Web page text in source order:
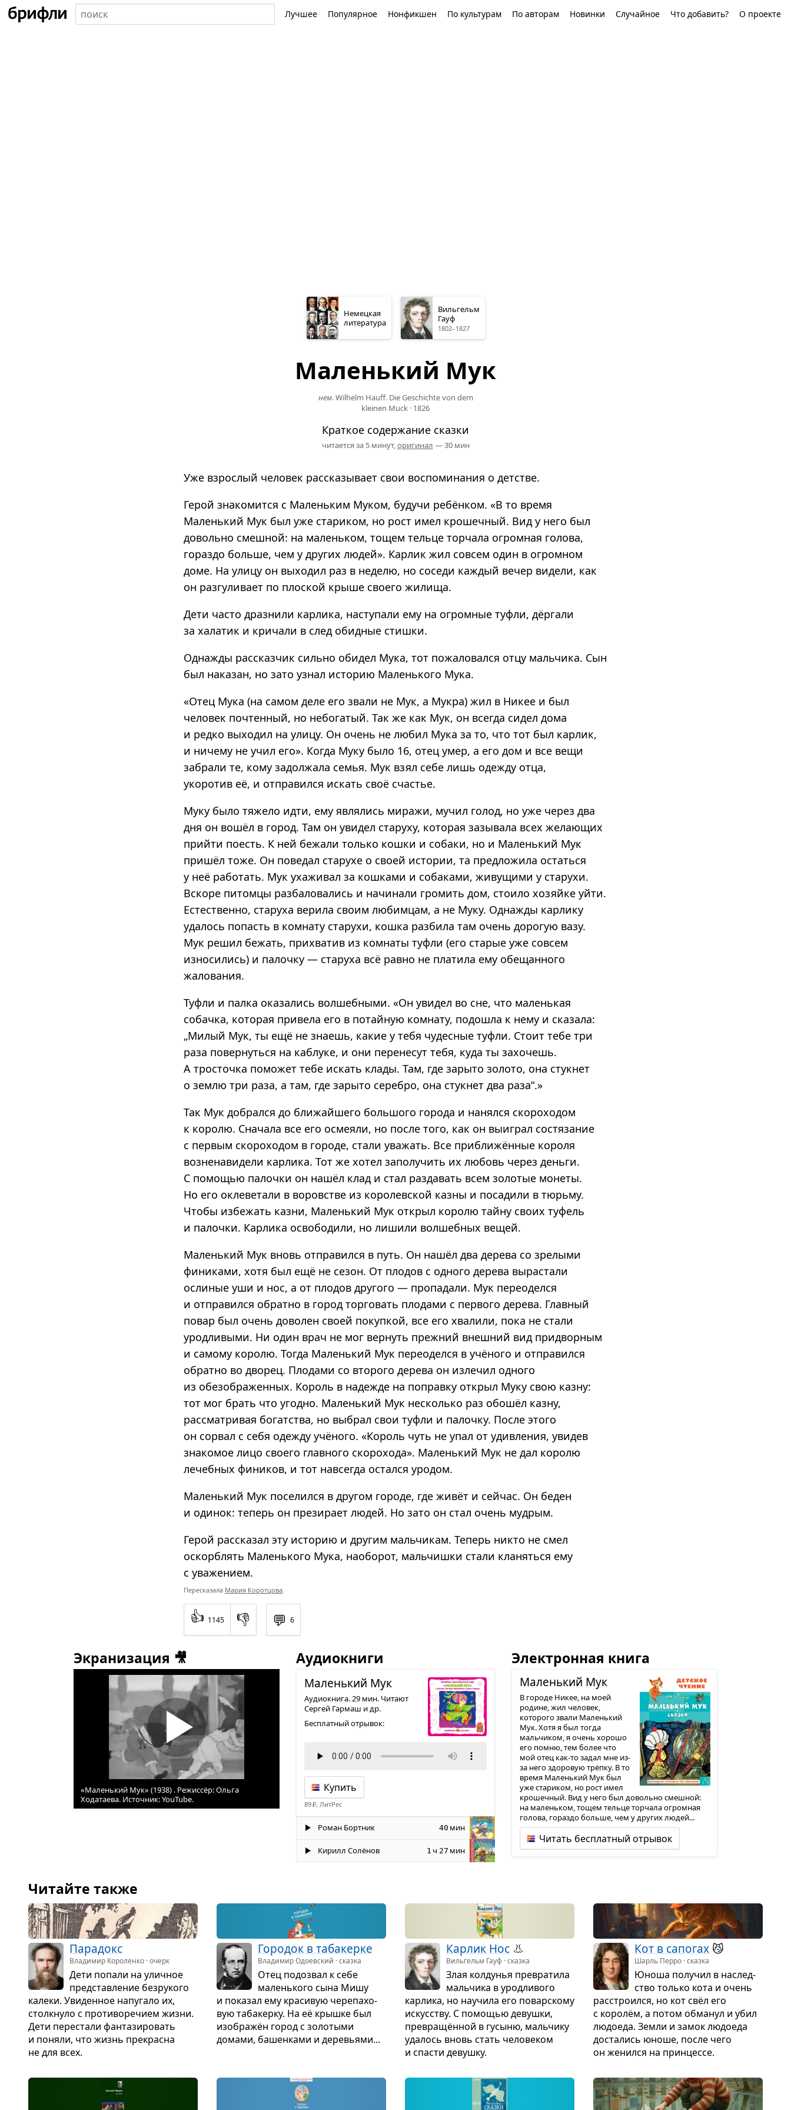
Лучшее Популярное Нонфикшен По культурам По авторам Новинки Случайное Что добавить? О проекте
Немецкая
литература
Вильгельм
Гауф
1802–1827
Маленький Мук
нем. Wilhelm Hauff. Die Geschichte von dem
kleinen Muck · 1826
Краткое содержание сказки
читается за 5 минут,оригинал — 30 мин
Уже взрослый человек рассказывает свои воспоминания о детстве.
Герой знакомится с Маленьким Муком, будучи ребёнком. «В то время
Маленький Мук был уже стариком, но рост имел крошечный. Вид у него был
довольно смешной: на маленьком, тощем тельце торчала огромная голова,
гораздо больше, чем у других людей». Карлик жил совсем один в огромном
доме. На улицу он выходил раз в неделю, но соседи каждый вечер видели, как
он разгуливает по плоской крыше своего жилища.
Дети часто дразнили карлика, наступали ему на огромные туфли, дёргали
за халатик и кричали в след обидные стишки.
Однажды рассказчик сильно обидел Мука, тот пожаловался отцу мальчика. Сын
был наказан, но зато узнал историю Маленького Мука.
«Отец Мука (на самом деле его звали не Мук, а Мукра) жил в Никее и был
человек почтенный, но небогатый. Так же как Мук, он всегда сидел дома
и редко выходил на улицу. Он очень не любил Мука за то, что тот был карлик,
и ничему не учил его». Когда Муку было 16, отец умер, а его дом и все вещи
забрали те, кому задолжала семья. Мук взял себе лишь одежду отца,
укоротив её, и отправился искать своё счастье.
Муку было тяжело идти, ему являлись миражи, мучил голод, но уже через два
дня он вошёл в город. Там он увидел старуху, которая зазывала всех желающих
прийти поесть. К ней бежали только кошки и собаки, но и Маленький Мук
пришёл тоже. Он поведал старухе о своей истории, та предложила остаться
у неё работать. Мук ухаживал за кошками и собаками, живущими у старухи.
Вскоре питомцы разбаловались и начинали громить дом, стоило хозяйке уйти.
Естественно, старуха верила своим любимцам, а не Муку. Однажды карлику
удалось попасть в комнату старухи, кошка разбила там очень дорогую вазу.
Мук решил бежать, прихватив из комнаты туфли (его старые уже совсем
износились) и палочку — старуха всё равно не платила ему обещанного
жалования.
Туфли и палка оказались волшебными. «Он увидел во сне, что маленькая
собачка, которая привела его в потайную комнату, подошла к нему и сказала:
„Милый Мук, ты ещё не знаешь, какие у тебя чудесные туфли. Стоит тебе три
раза повернуться на каблуке, и они перенесут тебя, куда ты захочешь.
А тросточка поможет тебе искать клады. Там, где зарыто золото, она стукнет
о землю три раза, а там, где зарыто серебро, она стукнет два раза“.»
Так Мук добрался до ближайшего большого города и нанялся скороходом
к королю. Сначала все его осмеяли, но после того, как он выиграл состязание
с первым скороходом в городе, стали уважать. Все приближённые короля
возненавидели карлика. Тот же хотел заполучить их любовь через деньги.
С помощью палочки он нашёл клад и стал раздавать всем золотые монеты.
Но его оклеветали в воровстве из королевской казны и посадили в тюрьму.
Чтобы избежать казни, Маленький Мук открыл королю тайну своих туфель
и палочки. Карлика освободили, но лишили волшебных вещей.
Маленький Мук вновь отправился в путь. Он нашёл два дерева со зрелыми
финиками, хотя был ещё не сезон. От плодов с одного дерева вырастали
ослиные уши и нос, а от плодов другого — пропадали. Мук переоделся
и отправился обратно в город торговать плодами с первого дерева. Главный
повар был очень доволен своей покупкой, все его хвалили, пока не стали
уродливыми. Ни один врач не мог вернуть прежний внешний вид придворным
и самому королю. Тогда Маленький Мук переоделся в учёного и отправился
обратно во дворец. Плодами со второго дерева он излечил одного
из обезображенных. Король в надежде на поправку открыл Муку свою казну:
тот мог брать что угодно. Маленький Мук несколько раз обошёл казну,
рассматривая богатства, но выбрал свои туфли и палочку. После этого
он сорвал с себя одежду учёного. «Король чуть не упал от удивления, увидев
знакомое лицо своего главного скорохода». Маленький Мук не дал королю
лечебных фиников, и тот навсегда остался уродом.
Маленький Мук поселился в другом городе, где живёт и сейчас. Он беден
и одинок: теперь он презирает людей. Но зато он стал очень мудрым.
Герой рассказал эту историю и другим мальчикам. Теперь никто не смел
оскорблять Маленького Мука, наоборот, мальчишки стали кланяться ему
с уважением.
Пересказала Мария Коротцова.
👍 1145 👎 💬 6
Экранизация 🎥
«Маленький Мук» (1938) . Режиссёр: Ольга
Ходатаева. Источник: YouTube.
Аудиокниги
Малень­кий Мук
Аудиокнига. 29 мин. Читают
Сергей Гармаш и др.
Бесплатный отрывок:
Купить
89 ₽, ЛитРес
Роман Бортник 40 мин
Кирилл Солёнов 1 ч 27 мин
Электронная книга
Малень­кий Мук
В городе Никее, на моей
родине, жил человек,
которого звали Маленький
Мук. Хотя я был тогда
мальчиком, я очень хорошо
его помню, тем более что
мой отец как-то задал мне из-
за него здоровую трёпку. В то
время Маленький Мук был
уже стариком, но рост имел
крошечный. Вид у него был довольно смешной:
на маленьком, тощем тельце торчала огромная
голова, гораздо больше, чем у других людей...
Читать бесплатный отрывок
Читайте также
Пара­докс
Владимир Короленко · очерк
Дети попали на улич­ное
пред­став­ле­ние без­ру­кого
калеки. Уви­ден­ное напу­гало их,
столк­нуло с про­ти­во­ре­чием жизни.
Дети пере­стали фан­та­зи­ро­вать
и поняли, что жизнь пре­красна
не для всех.
Горо­док в таба­керке
Владимир Одоевский · сказка
Отец подо­звал к себе
малень­кого сына Мишу
и пока­зал ему кра­си­вую чере­па­хо­
вую таба­керку. На её крышке был
изоб­ражён город с золо­тыми
домами, башен­ками и дере­вьями...
Кар­лик Нос 👃
Вильгельм Гауф · сказка
Злая кол­ду­нья пре­вра­тила
маль­чика в урод­ли­вого
кар­лика, но научила его повар­скому
искус­ству. С помо­щью девушки,
пре­вра­щён­ной в гусыню, маль­чику
уда­лось вновь стать чело­ве­ком
и спа­сти девушку.
Кот в сапо­гах😼
Шарль Перро · сказка
Юноша полу­чил в наслед­
ство только кота и очень
рас­стро­ился, но кот свёл его
с королём, а потом обма­нул и убил
людо­еда. Земли и замок людо­еда
доста­лись юноше, после чего
он женился на прин­цессе.